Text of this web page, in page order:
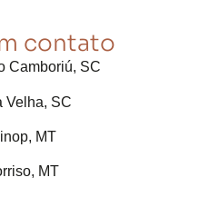
contato
Camboriú, SC
Velha, SC
MT
MT